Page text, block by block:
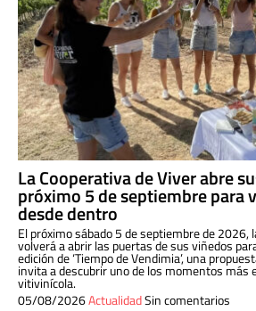
La Cooperativa de Viver abre
próximo 5 de septiembre para
desde dentro
El próximo sábado 5 de septiembre de 2026,
volverá a abrir las puertas de sus viñedos
edición de ‘Tiempo de Vendimia’, una
invita a descubrir uno de los momentos más
vitivinícola.
05/08/2026ActualidadSin comentarios